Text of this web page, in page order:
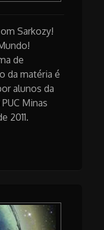
Sarkozy!
de
da matéria é
alunos da
Minas
2011.